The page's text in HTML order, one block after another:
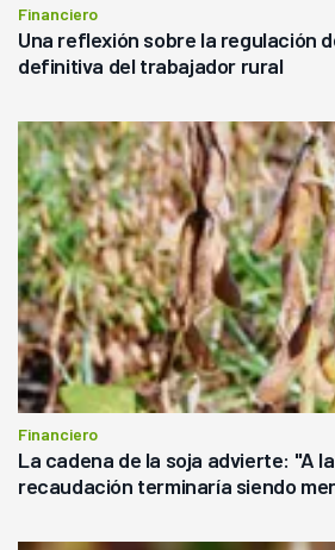
Financiero
Una reflexión sobre la regulación
definitiva del trabajador rural
Financiero
La cadena de la soja advierte: "A
recaudación terminaría siendo